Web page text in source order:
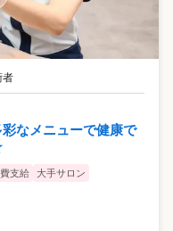
者
なメニューで健康で
支給
大手サロン